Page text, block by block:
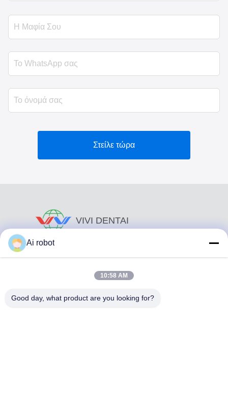
Στείλε τώρα
VIVI DENTAI
Ai robot
10:58 AM
Good day, what product are you looking for?